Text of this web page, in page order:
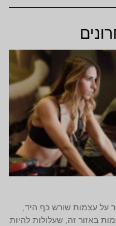
על עצמות שורש כף היד,
באזור זה, שעלולות להיות